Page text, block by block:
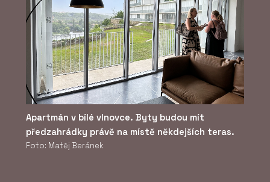
Apartmán v bílé vlnovce. Byty budou mít
předzahrádky právě na místě někdejších teras.
Foto: Matěj Beránek